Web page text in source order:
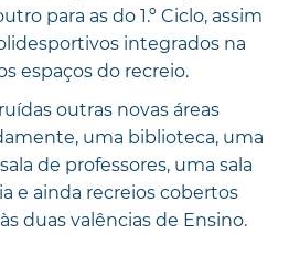
para as do 1.º Ciclo, assim
integrados na
espaços do recreio.
outras novas áreas
uma biblioteca, uma
de professores, uma sala
e ainda recreios cobertos
duas valências de Ensino.